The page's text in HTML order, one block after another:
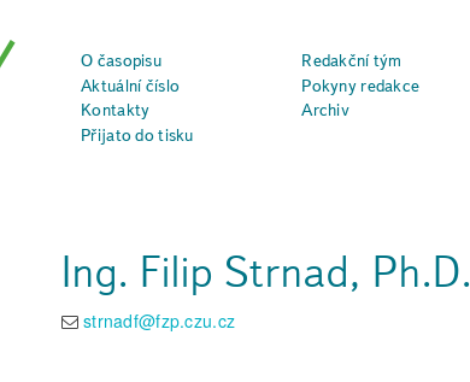
O časopisu Redakční tým
Aktuální číslo
Pokyny redakce
Kontakty
Archiv
Přijato do tisku
Ing. Filip Strnad, Ph.D.
strnadf@fzp.czu.cz